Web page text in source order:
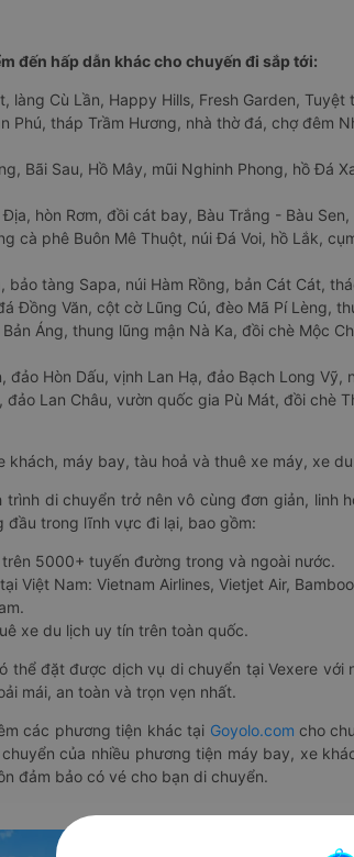
đến hấp dẫn khác cho chuyến đi sắp tới:
làng Cù Lần, Happy Hills, Fresh Garden,
Phú, tháp Trầm Hương, nhà thờ đá, chợ đêm
Bãi Sau, Hồ Mây, mũi Nghinh Phong, hồ Đá
hòn Rơm, đồi cát bay, Bàu Trắng - Bàu
cà phê Buôn Mê Thuột, núi Đá Voi, hồ Lắk,
bảo tàng Sapa, núi Hàm Rồng, bản Cát Cát,
Đồng Văn, cột cờ Lũng Cú, đèo Mã Pí Lèng,
Áng, thung lũng mận Nà Ka, đồi chè Mộc
đảo Hòn Dấu, vịnh Lan Hạ, đảo Bạch Long Vỹ,
đảo Lan Châu, vườn quốc gia Pù Mát, đồi chè
khách, máy bay, tàu hoả và thuê xe máy, xe
trình di chuyển trở nên vô cùng đơn giản, linh
đầu trong lĩnh vực đi lại, bao gồm:
5000+ tuyến đường trong và ngoài nước.
Việt Nam: Vietnam Airlines, Vietjet Air,
xe du lịch uy tín trên toàn quốc.
thể đặt được dịch vụ di chuyển tại Vexere
mái, an toàn và trọn vẹn nhất.
các phương tiện khác tại Goyolo.com cho
của nhiều phương tiện máy bay, xe
đảm bảo có vé cho bạn di chuyển.